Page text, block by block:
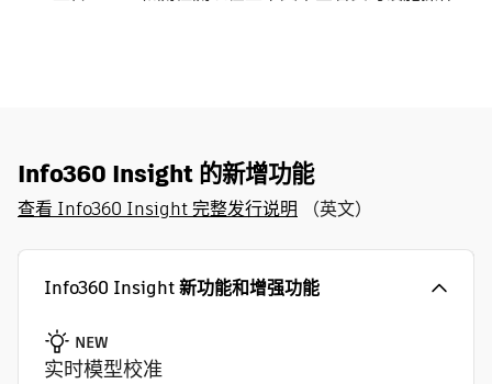
Info360 Insight 的新增功能
查看 Info360 Insight 完整发行说明 （英文）
Info360 Insight 新功能和增强功能
NEW
实时模型校准